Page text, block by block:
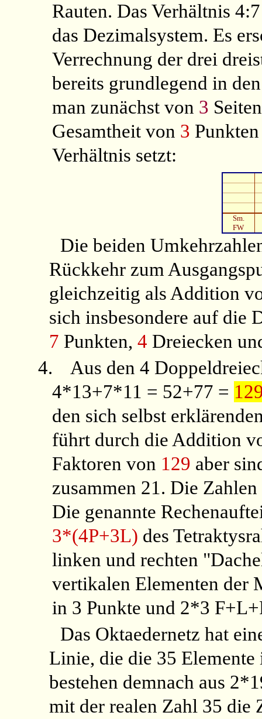
Rauten. Das Verhältnis
das Dezimalsystem. Es
Verrechnung der drei
bereits grundlegend in
man zunächst von 3
Gesamtheit von 3
Verhältnis setzt:
Sm.
FW
Die beiden
Rückkehr zum
gleichzeitig als Addition
sich insbesondere auf die
7 Punkten, 4 Dreiecken
4.
Aus den 4
4*13+7*11 = 52+77 =
den sich selbst
führt durch die Addition
Faktoren von 129 aber
zusammen 21. Die
Die genannte
3*(4P+3L) des
linken und rechten
vertikalen Elementen der
in 3 Punkte und 2*3
Das Oktaedernetz hat
Linie, die die 35
bestehen demnach aus
mit der realen Zahl 35 die